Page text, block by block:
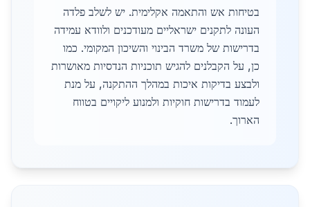
בטיחות אש והתאמה אקלימית. יש לשלב פלדה
העונה לתקנים ישראליים מעודכנים ולוודא עמידה
בדרישות של משרד הבינוי והשיכון המקומי. כמו
כן, על הקבלנים להגיש תוכניות הנדסיות מאושרות
ולבצע בדיקות איכות במהלך ההתקנה, על מנת
לעמוד בדרישות חוקיות ולמנוע ליקויים בטווח
הארוך.